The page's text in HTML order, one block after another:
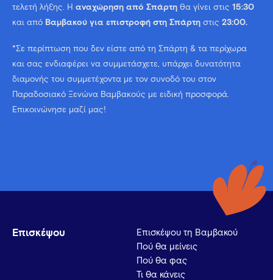
τελετή λήξης. Η αναχώρηση από Σπάρτη θα γίνει στις 15:30
και από Βαμβακού για επιστροφή στη Σπάρτη στις 23:00.
*Σε περίπτωση που δεν είστε από τη Σπάρτη & τα περίχωρα
και σας ενδιαφέρει να συμμετάσχετε, υπάρχει δυνατότητα
διαμονής του συμμετέχοντα με τον συνοδό του στον
Παραδοσιακό Ξενώνα Βαμβακούς με ειδική προσφορά.
Επικοινώνησε μαζί μας!
Επισκέψου
Επισκέψου τη Βαμβακού
Πού θα μείνεις
Πού θα φας
Τι θα κάνεις